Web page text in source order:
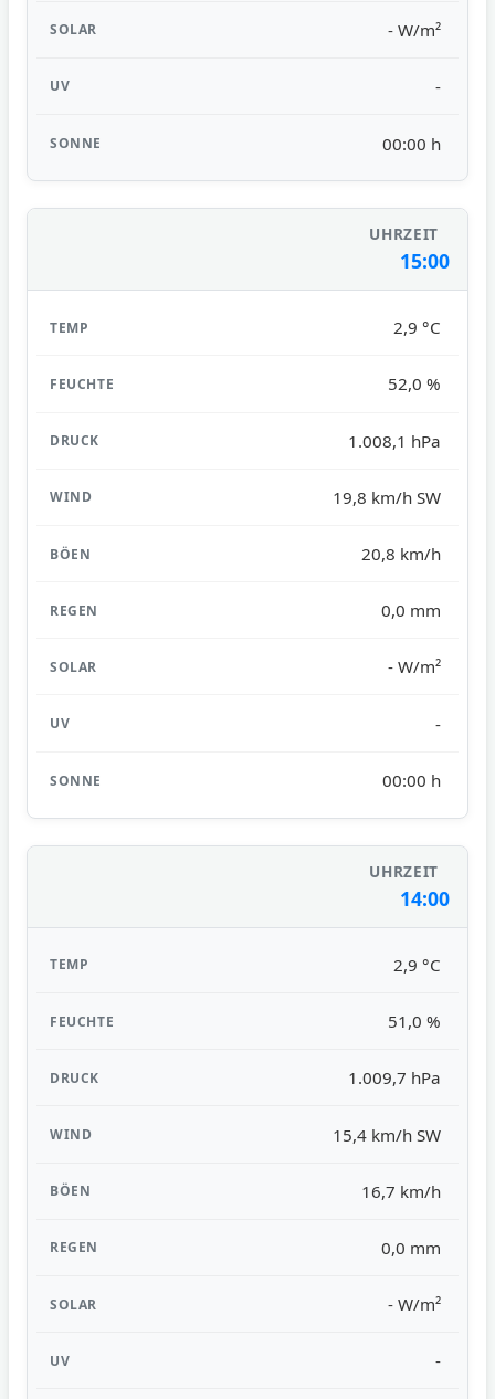
- W/m²
-
00:00 h
15:00
2,9 °C
52,0 %
1.008,1 hPa
19,8 km/h SW
20,8 km/h
0,0 mm
- W/m²
-
00:00 h
14:00
2,9 °C
51,0 %
1.009,7 hPa
15,4 km/h SW
16,7 km/h
0,0 mm
- W/m²
-